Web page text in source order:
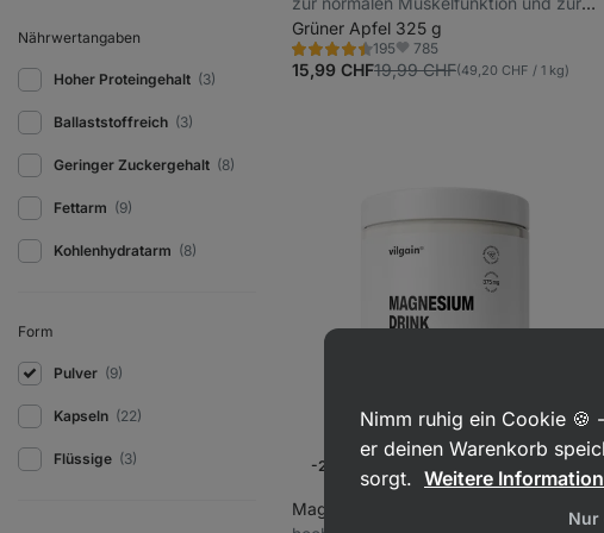
Nährwertangaben
Hoher Proteingehalt (3)
Ballaststoffreich (3)
Geringer Zuckergehalt (8)
Fettarm (9)
Kohlenhydratarm (8)
Form
Pulver (9)
Kapseln (22)
Flüssige (3)
Verringerung von Müdigkeit und
Ermüdung bei,
Nahrungsergänzungsmittel
Grüner Apfel 325 g
195
Bewertung
4.5/5,
195
Favoriten
785
15,99 CHF19,99 CHF(49,20 CHF / 1 kg)
-20 %
Magnesium Pulver
⁠–⁠ Fruchtgetränk mit
Nimm ruhig ein Cookie 🍪
er deinen Warenkorb
sorgt. Weitere
Nur